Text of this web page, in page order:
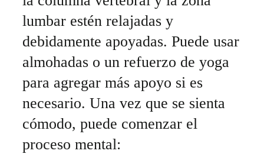
lumbar estén relajadas y
debidamente apoyadas. Puede usar
almohadas o un refuerzo de yoga
para agregar más apoyo si es
necesario. Una vez que se sienta
cómodo, puede comenzar el
proceso mental: